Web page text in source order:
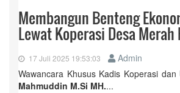
Membangun Benteng
Lewat Koperasi Desa
17 Juli 2025 19:53:03
Admin
Wawancara Khusus Kadis Koperasi dan
Mahmuddin M.Si MH....